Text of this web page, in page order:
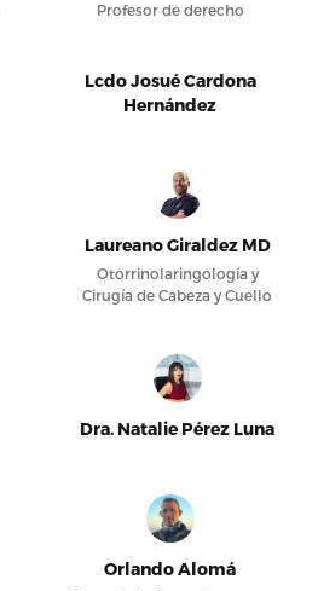
Profesor de derecho
Lcdo Josué Cardona
Hernández
Laureano Giraldez MD
Otorrinolaringología y
Cirugía de Cabeza y Cuello
Dra. Natalie Pérez Luna
Orlando Alomá